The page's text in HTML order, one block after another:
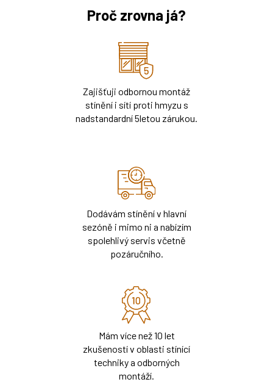
Proč zrovna já?
Zajišťuji odbornou montáž
stínění i sítí proti hmyzu s
nadstandardní 5letou zárukou.
Dodávám stínění v hlavní
sezóně i mimo ni a nabízím
spolehlivý servis včetně
pozáručního.
Mám více než 10 let
zkušeností v oblasti stínící
techniky a odborných
montáží.